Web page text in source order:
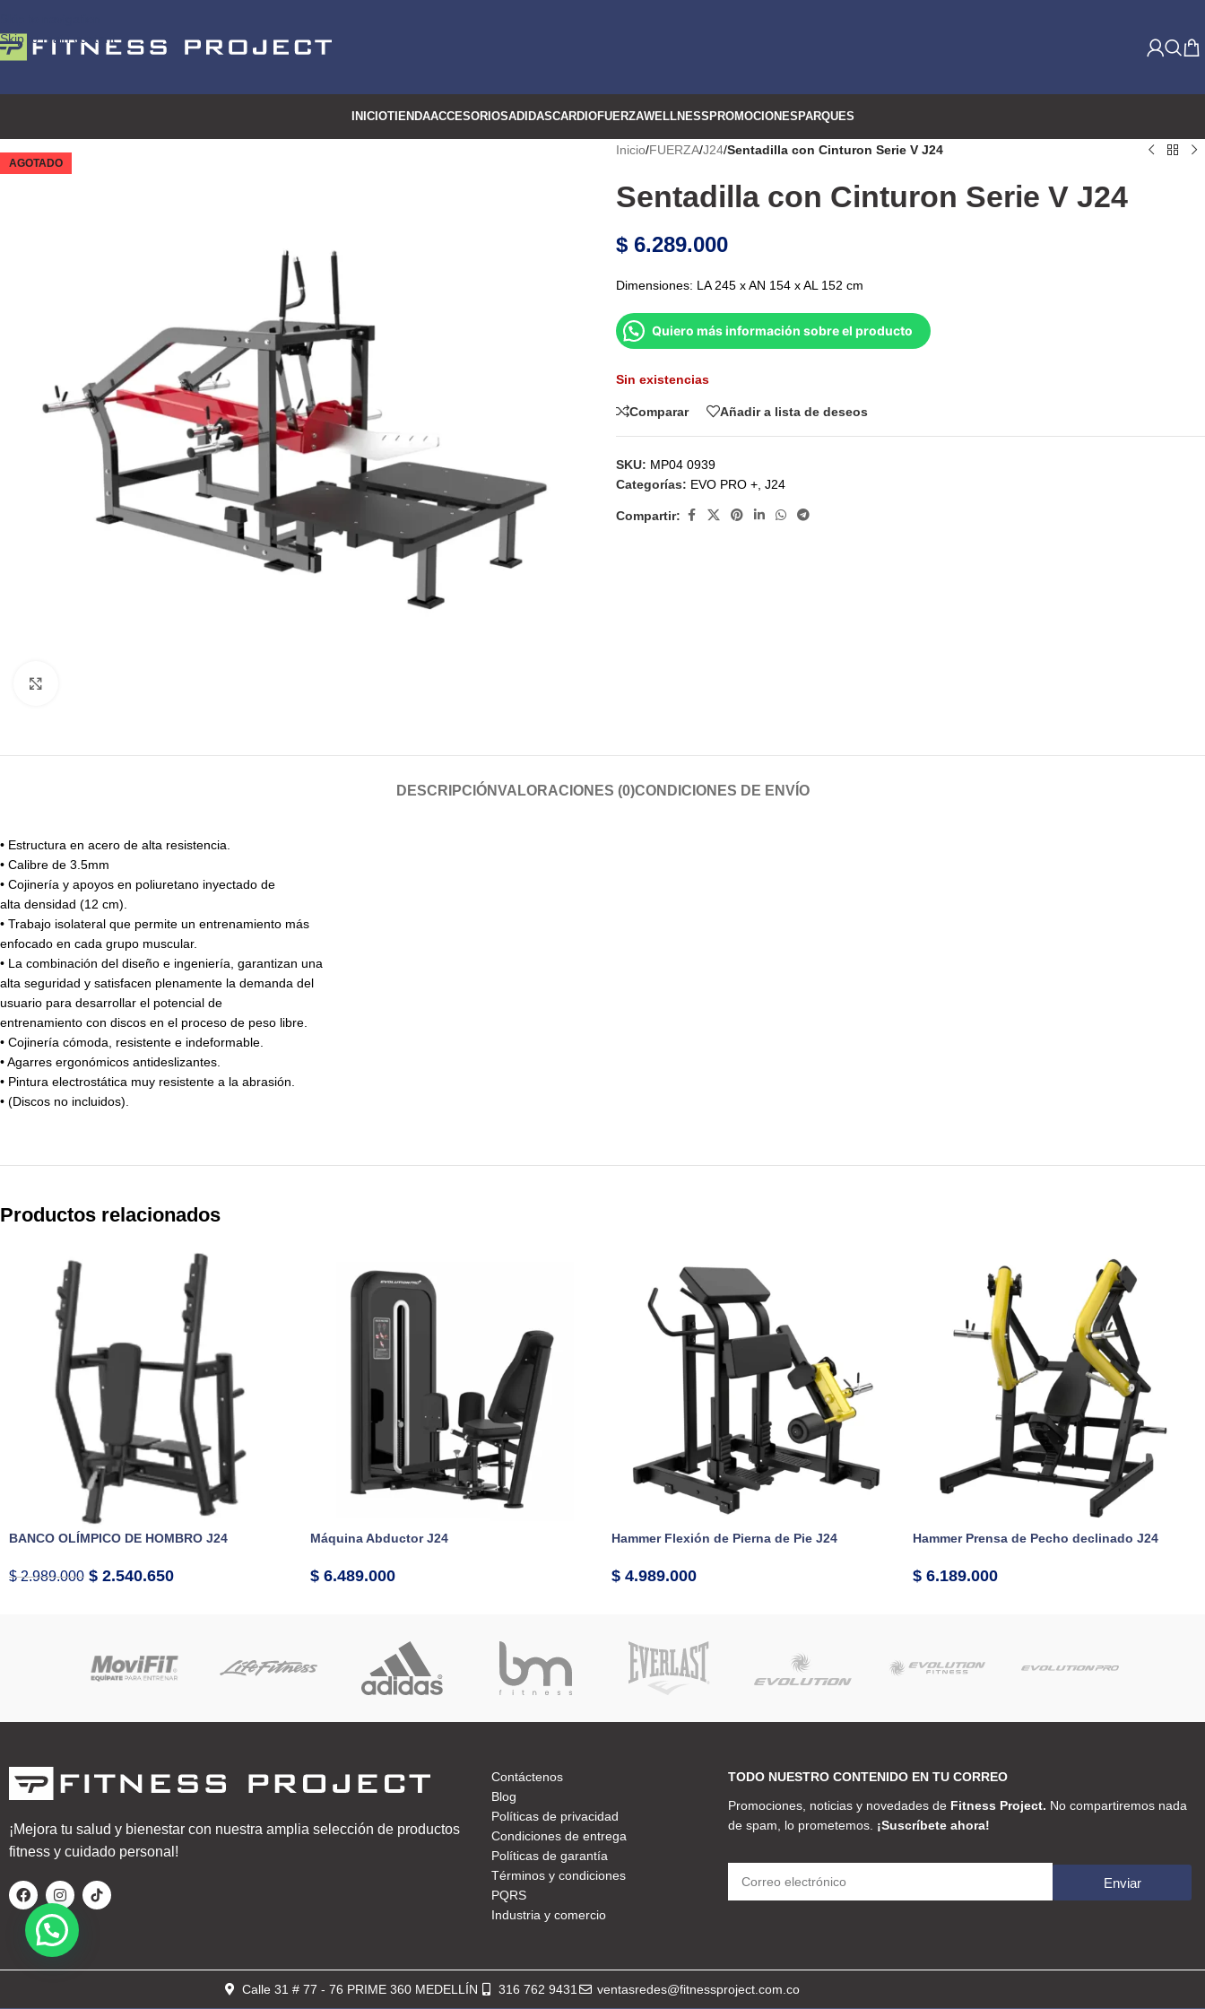
Skip to main content
INICIOTIENDAACCESORIOSADIDASCARDIOFUERZAWELLNESS PROMOCIONES PARQUES
AGOTADO
Inicio/FUERZA/J24/Sentadilla con Cinturon Serie V J24
Sentadilla con Cinturon Serie V J24
$ 6.289.000
Dimensiones: LA 245 x AN 154 x AL 152 cm
Quiero más información sobre el producto
Sin existencias
Comparar Añadir a lista de deseos
SKU: MP04 0939
Categorías: EVO PRO + J24
Compartir:
DESCRIPCIÓNVALORACIONES (0)CONDICIONES DE ENVÍO
• Estructura en acero de alta resistencia.
• Calibre de 3.5mm
• Cojinería y apoyos en poliuretano inyectado de
alta densidad (12 cm).
• Trabajo isolateral que permite un entrenamiento más
enfocado en cada grupo muscular.
• La combinación del diseño e ingeniería, garantizan una
alta seguridad y satisfacen plenamente la demanda del
usuario para desarrollar el potencial de
entrenamiento con discos en el proceso de peso libre.
• Cojinería cómoda, resistente e indeformable.
• Agarres ergonómicos antideslizantes.
• Pintura electrostática muy resistente a la abrasión.
• (Discos no incluidos).
Productos relacionados
BANCO OLÍMPICO DE HOMBRO J24
$2.989.000 $ 2.540.650
Máquina Abductor J24
$ 6.489.000
Hammer Flexión de Pierna de Pie J24
$ 4.989.000
Hammer Prensa de Pecho declinado J24
$ 6.189.000
¡Mejora tu salud y bienestar con nuestra amplia selección de productos
fitness y cuidado personal!
Contáctenos
Blog
Políticas de privacidad
Condiciones de entrega
Políticas de garantía
Términos y condiciones
PQRS
Industria y comercio
TODO NUESTRO CONTENIDO EN TU CORREO
Promociones, noticias y novedades de Fitness Project. No compartiremos nada
de spam, lo prometemos. ¡Suscríbete ahora!
Enviar
Calle 31 # 77 - 76 PRIME 360 MEDELLÍN 316 762 9431 ventasredes@fitnessproject.com.co